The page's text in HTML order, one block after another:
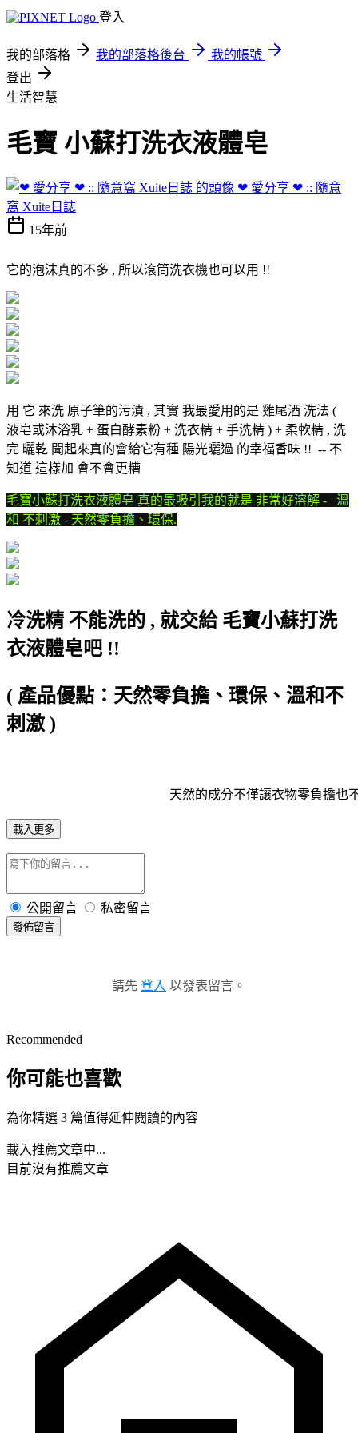
登入
我的部落格 我的部落格後台
我的帳號
登出
生活智慧
毛寶 小蘇打洗衣液體皂
❤ 愛分享 ❤ :: 隨意
窩 Xuite日誌
15年前
它的泡沫真的不多 , 所以滾筒洗衣機也可以用 !!
用 它 來洗 原子筆的污漬 , 其實 我最愛用的是 雞尾酒 洗法 (
液皂或沐浴乳 + 蛋白酵素粉 + 洗衣精 + 手洗精 ) + 柔軟精 , 洗
完 曬乾 聞起來真的會給它有種 陽光曬過 的幸福香味 !! -- 不
知道 這樣加 會不會更糟
毛寶小蘇打洗衣液體皂 真的最吸引我的就是 非常好溶解 - 溫
和 不刺激 - 天然零負擔、環保.
冷洗精 不能洗的 , 就交給 毛寶小蘇打洗
衣液體皂吧 !!
( 產品優點：天然零負擔、環保、溫和不
刺激 )
天然的成分不僅讓衣物零負擔也不會造
載入更多
公開留言 私密留言
發佈留言
請先 登入 以發表留言。
Recommended
你可能也喜歡
為你精選 3 篇值得延伸閱讀的內容
載入推薦文章中...
目前沒有推薦文章